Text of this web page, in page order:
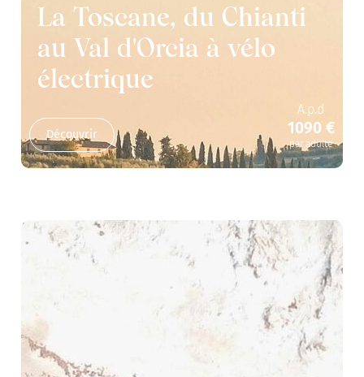
La Toscane, du Chianti
au Val d'Orcia à vélo
électrique
Découvrir
A.p.d
1090 €
par adulte